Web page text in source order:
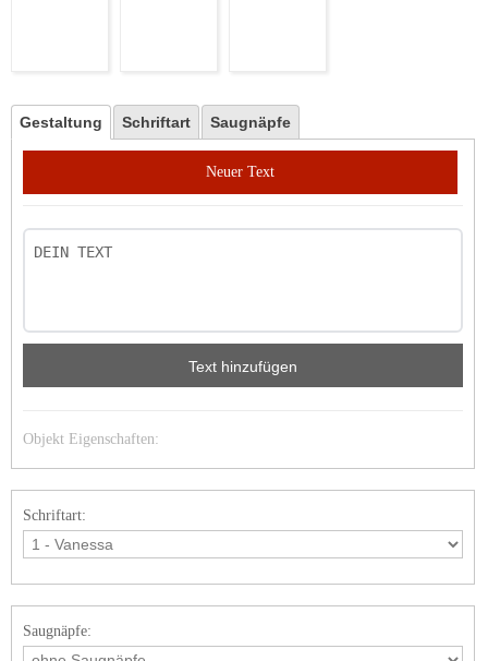
Gestaltung Schriftart Saugnäpfe
Neuer Text
Text hinzufügen
Objekt Eigenschaften:
Schriftart:
Saugnäpfe: